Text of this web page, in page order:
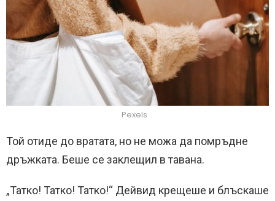
Pexels
Той отиде до вратата, но не можа да помръдне
дръжката. Беше се заклещил в тавана.
„Татко! Татко! Татко!“ Дейвид крещеше и блъскаше